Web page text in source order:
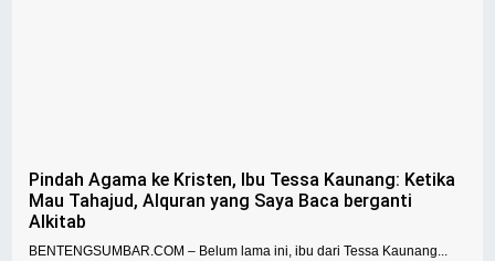
Pindah Agama ke Kristen, Ibu Tessa Kaunang: Ketika
Mau Tahajud, Alquran yang Saya Baca berganti
Alkitab
BENTENGSUMBAR.COM – Belum lama ini, ibu dari Tessa Kaunang...